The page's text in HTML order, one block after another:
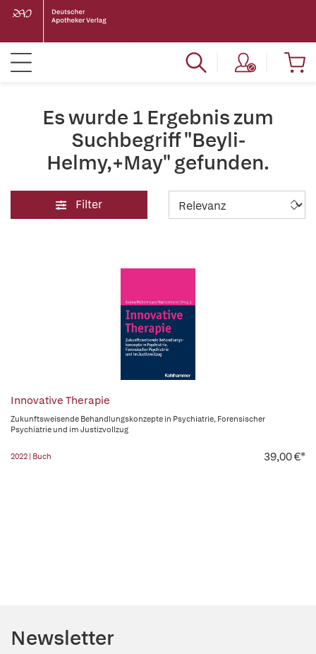
Es wurde 1 Ergebnis zum
Suchbegriff "Beyli-
Helmy,+May" gefunden.
Filter
Innovative Therapie
Zukunftsweisende Behandlungskonzepte in Psychiatrie, Forensischer
Psychiatrie und im Justizvollzug
2022 | Buch 39,00 €*
Newsletter